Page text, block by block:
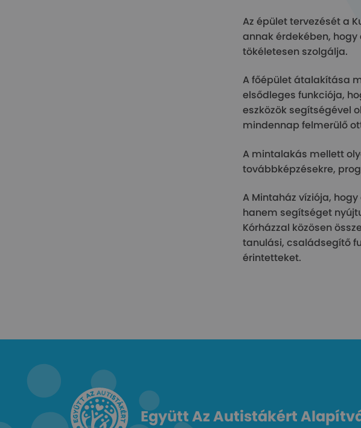
Az épület tervezését a
annak érdekében,
tökéletesen szolgálja.
A főépület átalakítása
elsődleges funkciója,
eszközök segítségével
mindennap felmerülő
A mintalakás mellett
továbbképzésekre,
A Mintaház víziója,
hanem segítséget
Kórházzal közösen
tanulási, családsegítő
érintetteket.
Együtt Az Autistákért